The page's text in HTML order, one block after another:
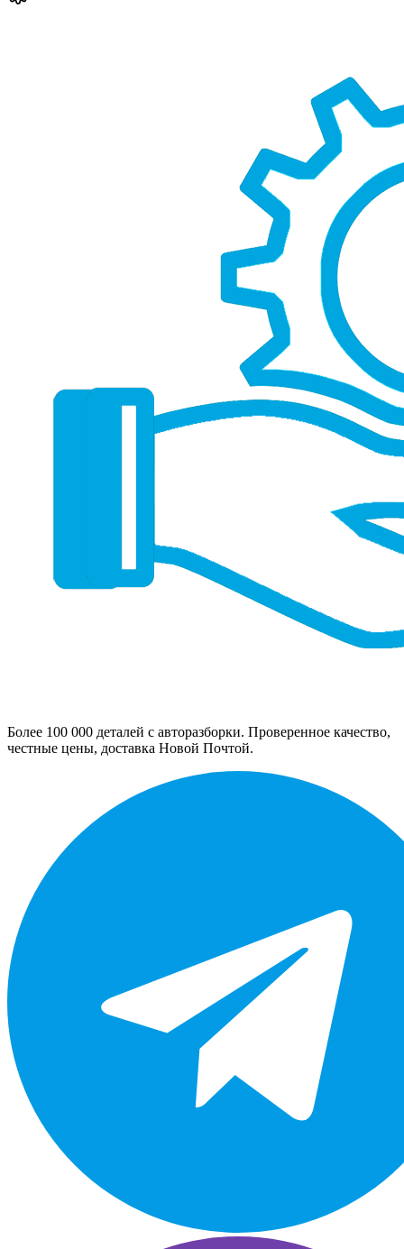
Более 100 000 деталей с авторазборки. Проверенное качество,
честные цены, доставка Новой Почтой.